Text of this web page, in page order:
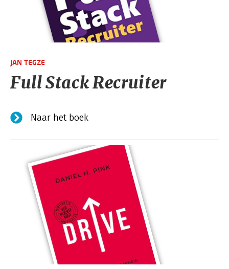
JAN TEGZE
Full Stack Recruiter
Naar het boek